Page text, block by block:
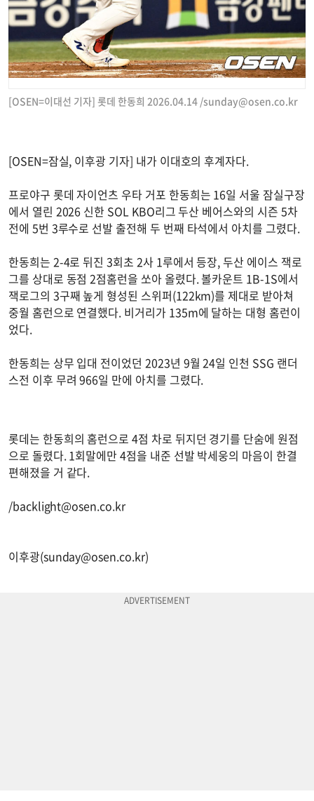
[OSEN=이대선 기자] 롯데 한동희 2026.04.14 /sunday@osen.co.kr
[OSEN=잠실, 이후광 기자] 내가 이대호의 후계자다.
프로야구 롯데 자이언츠 우타 거포 한동희는 16일 서울 잠실구장
에서 열린 2026 신한 SOL KBO리그 두산 베어스와의 시즌 5차
전에 5번 3루수로 선발 출전해 두 번째 타석에서 아치를 그렸다.
한동희는 2-4로 뒤진 3회초 2사 1루에서 등장, 두산 에이스 잭로
그를 상대로 동점 2점홈런을 쏘아 올렸다. 볼카운트 1B-1S에서
잭로그의 3구째 높게 형성된 스위퍼(122km)를 제대로 받아쳐
중월 홈런으로 연결했다. 비거리가 135m에 달하는 대형 홈런이
었다.
한동희는 상무 입대 전이었던 2023년 9월 24일 인천 SSG 랜더
스전 이후 무려 966일 만에 아치를 그렸다.
롯데는 한동희의 홈런으로 4점 차로 뒤지던 경기를 단숨에 원점
으로 돌렸다. 1회말에만 4점을 내준 선발 박세웅의 마음이 한결
편해졌을 거 같다.
/backlight@osen.co.kr
이후광(sunday@osen.co.kr)